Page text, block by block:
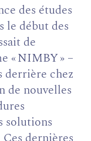
des études
le début des
de
« NIMBY » –
derrière chez
de nouvelles
solutions